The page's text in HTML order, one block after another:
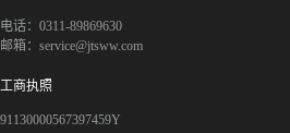
电话：0311-89869630
邮箱：service@jtsww.com
工商执照
91130000567397459Y